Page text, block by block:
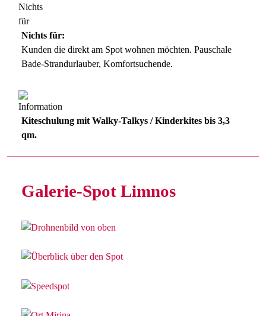
Nichts für:
Kunden die direkt am Spot wohnen möchten. Pauschale
Bade-Strandurlauber, Komfortsuchende.
Kiteschulung mit Walky-Talkys / Kinderkites bis 3,3
qm.
Galerie-Spot Limnos